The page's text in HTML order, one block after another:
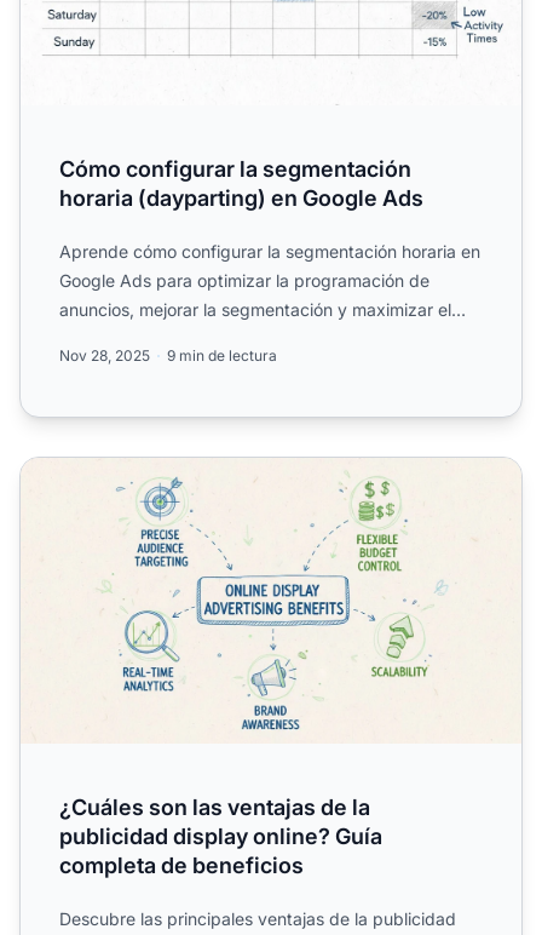
Cómo configurar la segmentación
horaria (dayparting) en Google Ads
Aprende cómo configurar la segmentación horaria en
Google Ads para optimizar la programación de
anuncios, mejorar la segmentación y maximizar el
Nov 28, 2025 9 min de lectura
¿Cuáles son las ventajas de la publicidad display online?
¿Cuáles son las ventajas de la
publicidad display online? Guía
completa de beneficios
Descubre las principales ventajas de la publicidad